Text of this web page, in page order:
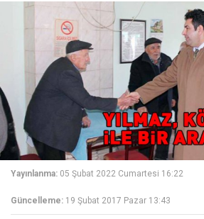
Yayınlanma: 05 Şubat 2022 Cumartesi 16:22
Güncelleme: 19 Şubat 2017 Pazar 13:43